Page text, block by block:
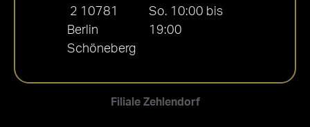
Filiale Zehlendorf
2 10781
Berlin
Schöneberg
So. 10:00 bis
19:00